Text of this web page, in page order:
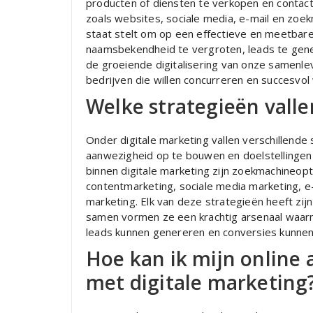
producten of diensten te verkopen en
zoals websites, sociale media, e-mail en
staat stelt om op een effectieve en
naamsbekendheid te vergroten, leads te
de groeiende digitalisering van onze
bedrijven die willen concurreren en
Welke strategieën
Onder digitale marketing vallen
aanwezigheid op te bouwen en
binnen digitale marketing zijn
contentmarketing, sociale media marketing,
marketing. Elk van deze strategieën heeft
samen vormen ze een krachtig arsenaal
leads kunnen genereren en conversies
Hoe kan ik mijn online
met digitale